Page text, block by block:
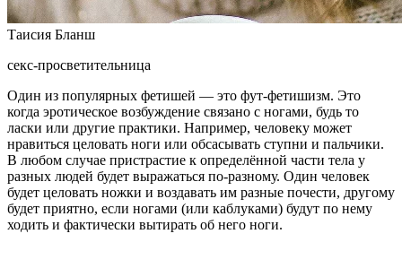
Таисия Бланш
секс-просветительница
Один из популярных фетишей — это фут-фетишизм. Это
когда эротическое возбуждение связано с ногами, будь то
ласки или другие практики. Например, человеку может
нравиться целовать ноги или обсасывать ступни и пальчики.
В любом случае пристрастие к определённой части тела у
разных людей будет выражаться по-разному. Один человек
будет целовать ножки и воздавать им разные почести, другому
будет приятно, если ногами (или каблуками) будут по нему
ходить и фактически вытирать об него ноги.